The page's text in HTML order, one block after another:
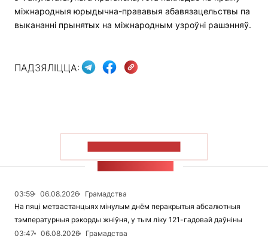
міжнародныя юрыдычна-прававыя абавязацельствы па
выкананні прынятых на міжнародным узроўні рашэнняў.
ПАДЗЯЛІЦЦА:
03:59 06.08.2026
Грамадства
На пяці метэастанцыях мінулым днём перакрытыя абсалютныя
тэмпературныя рэкорды жніўня, у тым ліку 121-гадовай даўніны
03:47
06.08.2026
Грамадства